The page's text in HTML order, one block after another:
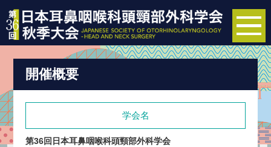
開催概要
学会名
第36回日本耳鼻咽喉科頭頸部外科学会